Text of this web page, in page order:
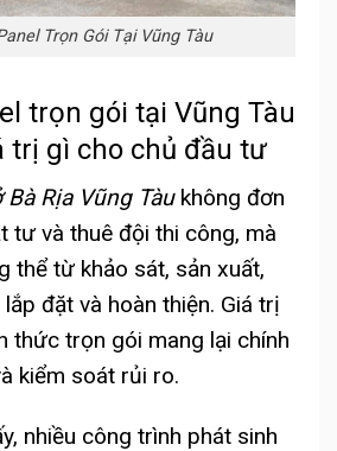
Trọn Gói Tại Vũng Tàu
trọn gói tại Vũng Tàu
trị gì cho chủ đầu tư
Rịa Vũng Tàukhông đơn
tư và thuê đội thi công, mà
thể từ khảo sát, sản xuất,
đặt và hoàn thiện. Giá trị
thức trọn gói mang lại chính
kiểm soát rủi ro.
nhiều công trình phát sinh